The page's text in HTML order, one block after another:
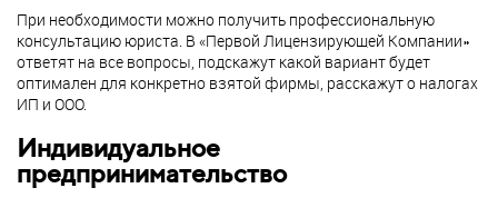
При необходимости можно получить профессиональную
консультацию юриста. В «Первой Лицензирующей Компании»
ответят на все вопросы, подскажут какой вариант будет
оптимален для конкретно взятой фирмы, расскажут о налогах
ИП и ООО.
Индивидуальное
предпринимательство